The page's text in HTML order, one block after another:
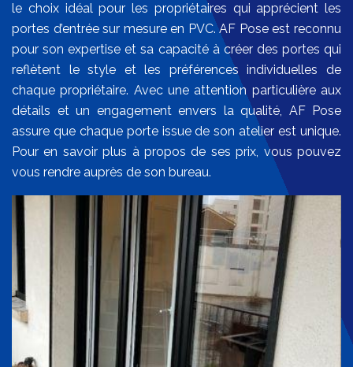
le choix idéal pour les propriétaires qui apprécient les
portes d’entrée sur mesure en PVC. AF Pose est reconnu
pour son expertise et sa capacité à créer des portes qui
reflètent le style et les préférences individuelles de
chaque propriétaire. Avec une attention particulière aux
détails et un engagement envers la qualité, AF Pose
assure que chaque porte issue de son atelier est unique.
Pour en savoir plus à propos de ses prix, vous pouvez
vous rendre auprès de son bureau.